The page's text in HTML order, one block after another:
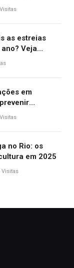
Visitas
as estreias
Veja
do cinema
em
AP
Visitas
no Rio: os
em 2025
Visitas